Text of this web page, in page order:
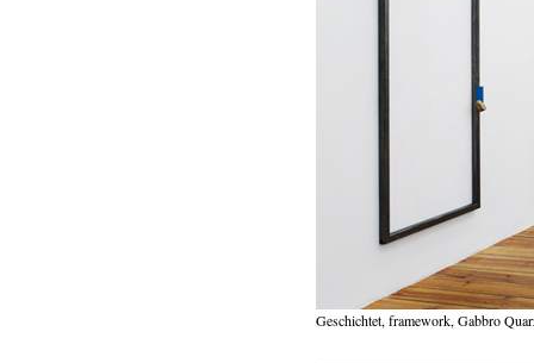
Geschichtet, framework, Gabbro